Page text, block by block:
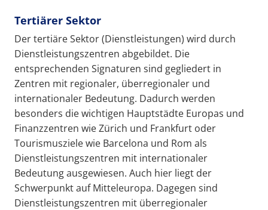
Tertiärer Sektor
Der tertiäre Sektor (Dienstleistungen) wird durch
Dienstleistungszentren abgebildet. Die
entsprechenden Signaturen sind gegliedert in
Zentren mit regionaler, überregionaler und
internationaler Bedeutung. Dadurch werden
besonders die wichtigen Hauptstädte Europas und
Finanzzentren wie Zürich und Frankfurt oder
Tourismusziele wie Barcelona und Rom als
Dienstleistungszentren mit internationaler
Bedeutung ausgewiesen. Auch hier liegt der
Schwerpunkt auf Mitteleuropa. Dagegen sind
Dienstleistungszentren mit überregionaler